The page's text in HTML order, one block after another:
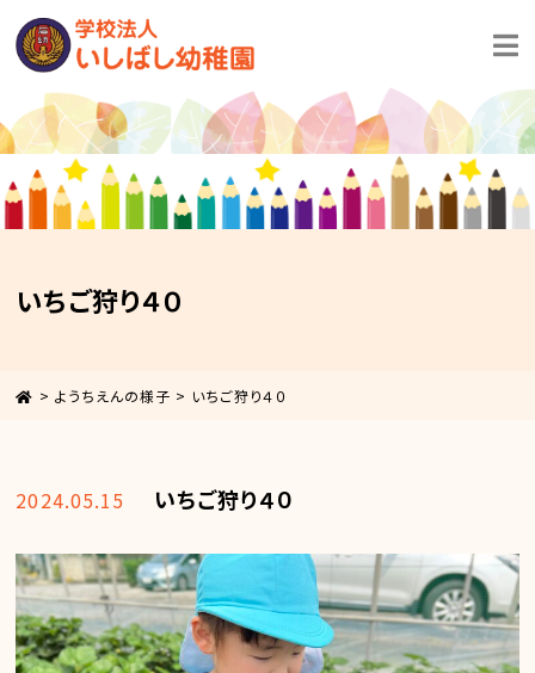
いちご狩り４０
> ようちえんの様子 > いちご狩り４０
2024.05.15 いちご狩り４０